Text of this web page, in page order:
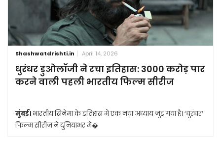
Shashwatdrishti.in April 14, 2026
धुरंधर डुओलॉजी ने रचा इतिहास: 3000 करोड़ पार
करने वाली पहली भारतीय फिल्म सीरीज
मुंबई। भारतीय सिनेमा के इतिहास में एक नया अध्याय जुड़ गया है। ‘धुरंधर’
फिल्म सीरीज ने दुनियाभर मे�